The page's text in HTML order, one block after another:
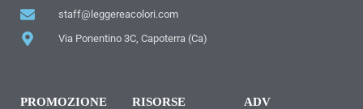
staff@leggereacolori.com
Via Ponentino 3C, Capoterra (Ca)
PROMOZIONE
RISORSE ADV